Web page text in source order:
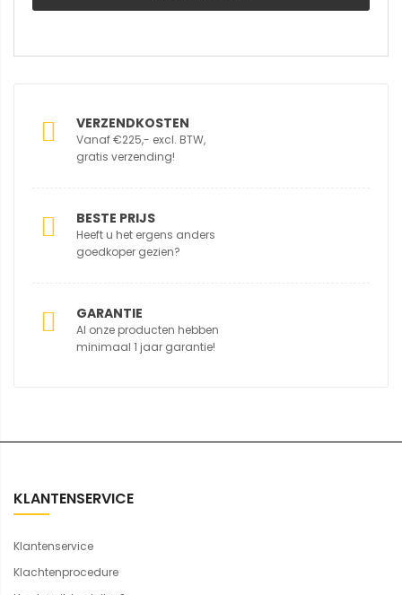
VERZENDKOSTEN
Vanaf €225,- excl. BTW,
gratis verzending!
BESTE PRIJS
Heeft u het ergens anders
goedkoper gezien?
GARANTIE
Al onze producten hebben
minimaal 1 jaar garantie!
KLANTENSERVICE
Klantenservice
Klachtenprocedure